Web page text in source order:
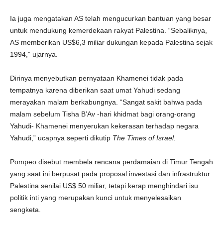
Ia juga mengatakan AS telah mengucurkan bantuan yang besar
untuk mendukung kemerdekaan rakyat Palestina. “Sebaliknya,
AS memberikan US$6,3 miliar dukungan kepada Palestina sejak
1994,” ujarnya.
Dirinya menyebutkan pernyataan Khamenei tidak pada
tempatnya karena diberikan saat umat Yahudi sedang
merayakan malam berkabungnya. “Sangat sakit bahwa pada
malam sebelum Tisha B’Av -hari khidmat bagi orang-orang
Yahudi- Khamenei menyerukan kekerasan terhadap negara
Yahudi,” ucapnya seperti dikutip The Times of Israel.
Pompeo disebut membela rencana perdamaian di Timur Tengah
yang saat ini berpusat pada proposal investasi dan infrastruktur
Palestina senilai US$ 50 miliar, tetapi kerap menghindari isu
politik inti yang merupakan kunci untuk menyelesaikan
sengketa.